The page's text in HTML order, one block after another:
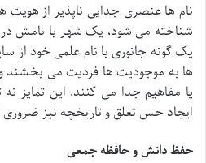
نام ها عنصری جدایی ناپذیر از
شناخته می شود، یک شهر با نامش
یک گونه جانوری با نام علمی خود از
ها به موجودیت ها فردیت می بخشند و
یا مفاهیم جدا می کنند. این تمایز نه
ایجاد حس تعلق و تاریخچه نیز
حفظ دانش و حافظه جمعی